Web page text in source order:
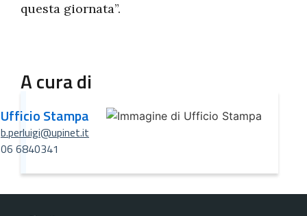
questa giornata”.
A cura di
Ufficio Stampa
b.perluigi@upinet.it
06 6840341